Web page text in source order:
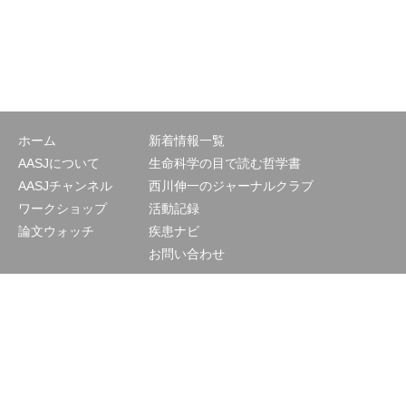
ホーム
AASJについて
AASJチャンネル
ワークショップ
論文ウォッチ
新着情報一覧
生命科学の目で読む哲学書
西川伸一のジャーナルクラブ
活動記録
疾患ナビ
お問い合わせ